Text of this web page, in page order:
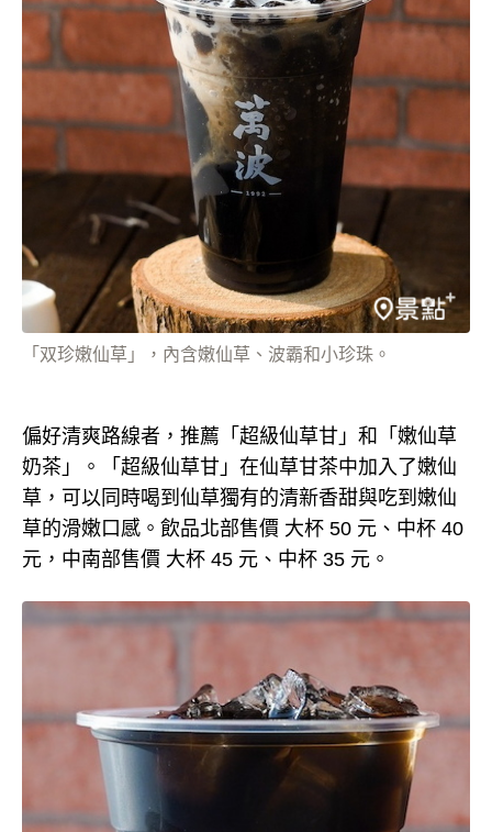
「双珍嫩仙草」，內含嫩仙草、波霸和小珍珠。
偏好清爽路線者，推薦「超級仙草甘」和「嫩仙草
奶茶」。「超級仙草甘」在仙草甘茶中加入了嫩仙
草，可以同時喝到仙草獨有的清新香甜與吃到嫩仙
草的滑嫩口感。飲品北部售價 大杯 50 元、中杯 40
元，中南部售價 大杯 45 元、中杯 35 元。